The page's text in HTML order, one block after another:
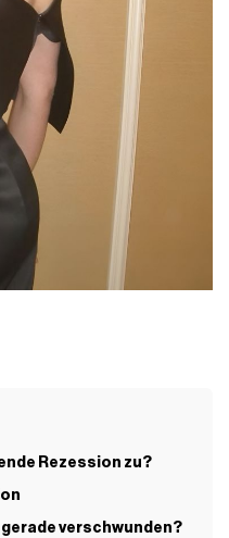
Rezession zu?
verschwunden?